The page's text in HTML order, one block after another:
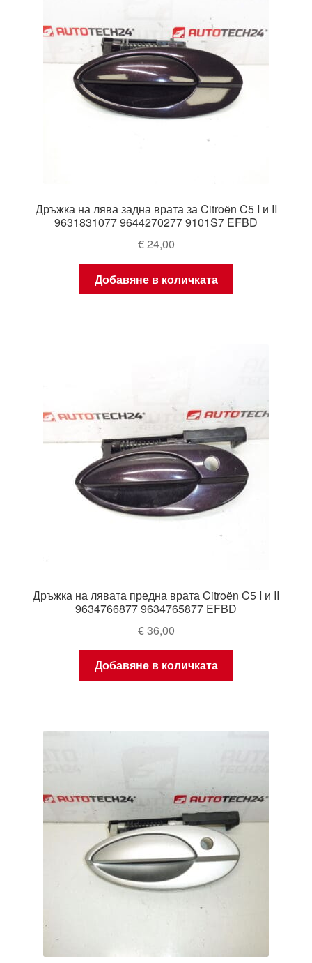
Дръжка на лява задна врата за Citroën C5 I и II
9631831077 9644270277 9101S7 EFBD
€24,00
Добавяне в количката
Дръжка на лявата предна врата Citroën C5 I и II
9634766877 9634765877 EFBD
€36,00
Добавяне в количката